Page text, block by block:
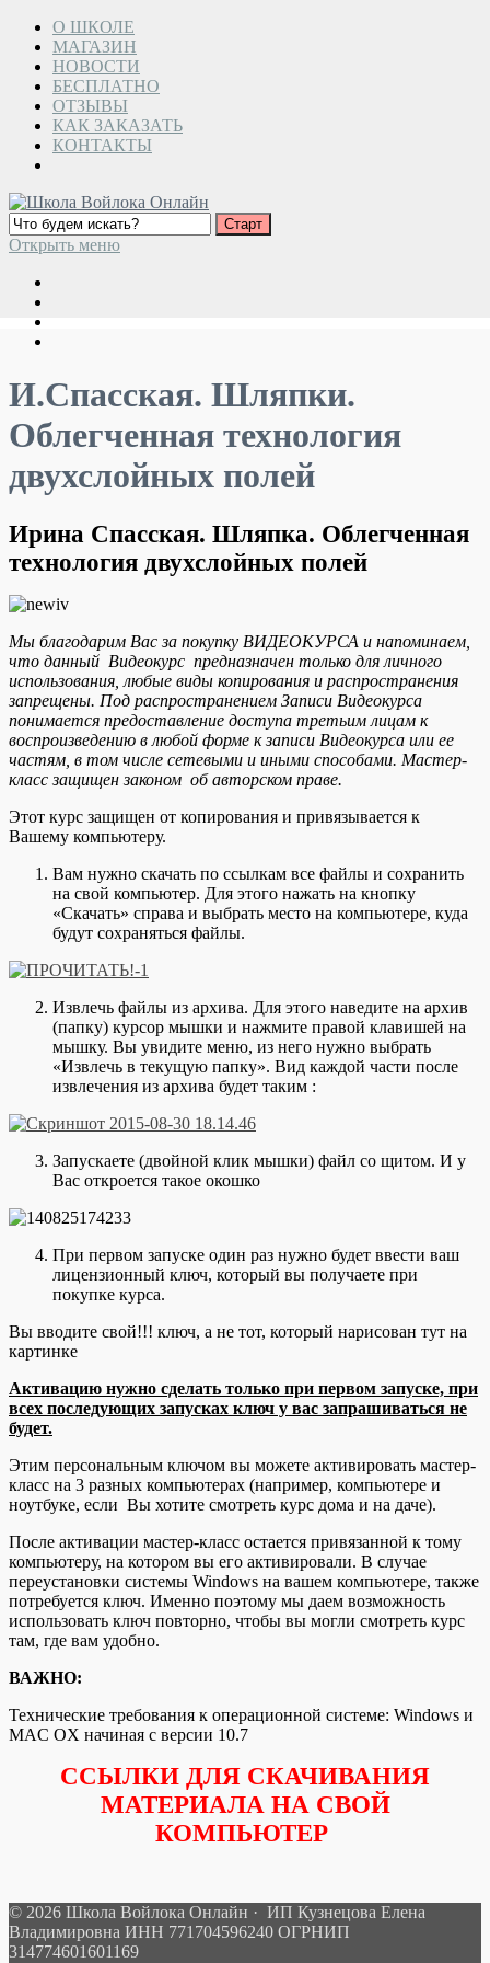
О ШКОЛЕ
МАГАЗИН
НОВОСТИ
БЕСПЛАТНО
ОТЗЫВЫ
КАК ЗАКАЗАТЬ
КОНТАКТЫ
Открыть меню
И.Спасская. Шляпки.
Облегченная технология
двухслойных полей
Ирина Спасская. Шляпка. Облегченная
технология двухслойных полей
Мы благодарим Вас за покупку ВИДЕОКУРСА и напоминаем,
что данный Видеокурс предназначен только для личного
использования, любые виды копирования и распространения
запрещены. Под распространением Записи Видеокурса
понимается предоставление доступа третьим лицам к
воспроизведению в любой форме к записи Видеокурса или ее
частям, в том числе сетевыми и иными способами. Мастер-
класс защищен законом об авторском праве.
Этот курс защищен от копирования и привязывается к
Вашему компьютеру.
Вам нужно скачать по ссылкам все файлы и сохранить
на свой компьютер. Для этого нажать на кнопку
«Скачать» справа и выбрать место на компьютере, куда
будут сохраняться файлы.
Извлечь файлы из архива. Для этого наведите на архив
(папку) курсор мышки и нажмите правой клавишей на
мышку. Вы увидите меню, из него нужно выбрать
«Извлечь в текущую папку». Вид каждой части после
извлечения из архива будет таким :
Запускаете (двойной клик мышки) файл со щитом. И у
Вас откроется такое окошко
При первом запуске один раз нужно будет ввести ваш
лицензионный ключ, который вы получаете при
покупке курса.
Вы вводите свой!!! ключ, а не тот, который нарисован тут на
картинке
Активацию нужно сделать только при первом запуске, при
всех последующих запусках ключ у вас запрашиваться не
будет.
Этим персональным ключом вы можете активировать мастер-
класс на 3 разных компьютерах (например, компьютере и
ноутбуке, если Вы хотите смотреть курс дома и на даче).
После активации мастер-класс остается привязанной к тому
компьютеру, на котором вы его активировали. В случае
переустановки системы Windows на вашем компьютере, также
потребуется ключ. Именно поэтому мы даем возможность
использовать ключ повторно, чтобы вы могли смотреть курс
там, где вам удобно.
ВАЖНО:
Технические требования к операционной системе: Windows и
MAC OX начиная с версии 10.7
ССЫЛКИ ДЛЯ СКАЧИВАНИЯ
МАТЕРИАЛА НА СВОЙ
КОМПЬЮТЕР
© 2026 Школа Войлока Онлайн · ИП Кузнецова Елена
Владимировна ИНН 771704596240 ОГРНИП
314774601601169